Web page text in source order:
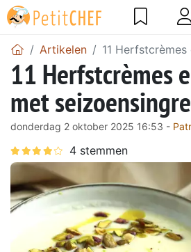
Artikelen 11
11 Herfstcrèmes
met
donderdag 2 oktober 2025 16:53 -